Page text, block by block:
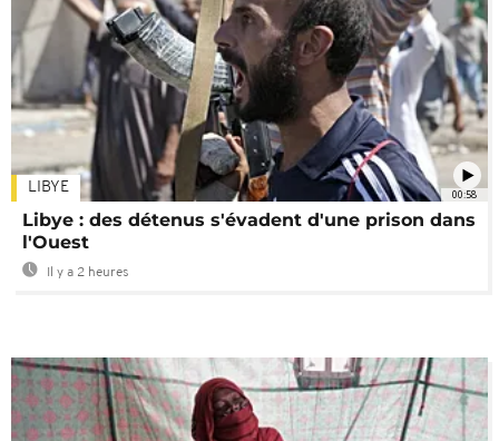
00:58
LIBYE
Libye : des détenus s'évadent d'une prison dans
l'Ouest
Il y a 2 heures